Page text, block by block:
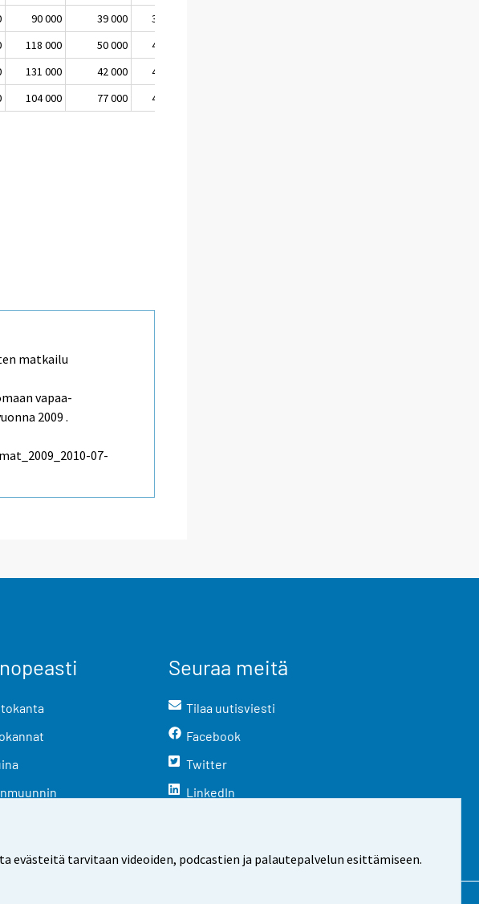
tarvitaan videoiden, podcastien ja palautepalvelun esittämiseen.
90 000 39 000
376 000
118 000 50 000
474 000
131 000 42 000
423 000
104 000 77 000 404 000
matkailu
vapaa-
2009 .
07-
Seuraa meitä
Tilaa uutisviesti
Facebook
Twitter
LinkedIn